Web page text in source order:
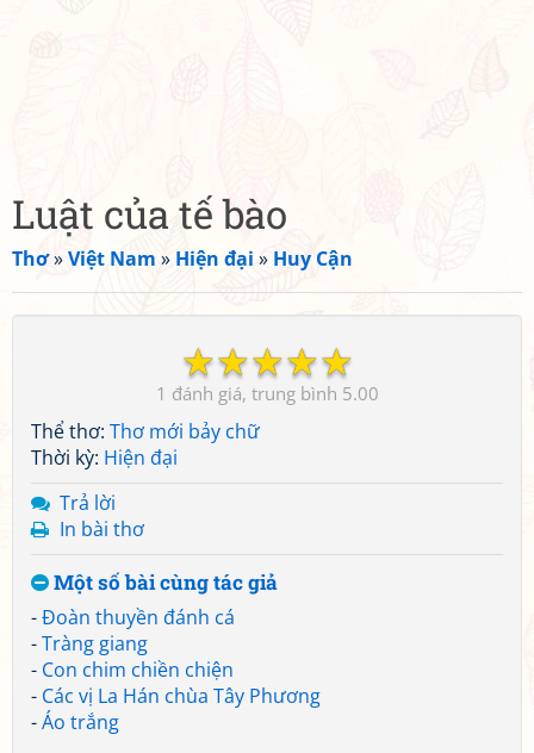
Luật của tế bào
Thơ»Việt Nam » Hiện đại » Huy Cận
☆
☆
☆
☆
☆
1 5.00
Thể thơ: Thơ mới bảy chữ
Thời kỳ: Hiện đại
Trả lời
In bài thơ
Một số bài cùng tác giả
-Đoàn thuyền đánh cá
-Tràng giang
- Con chim chiền chiện
- Các vị La Hán chùa Tây Phương
-Áo trắng